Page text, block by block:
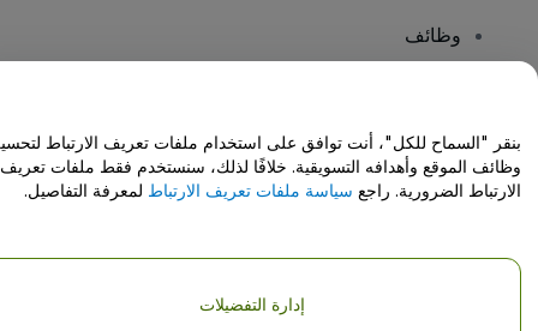
وظائف
مركز المساعدة / اتصل بنا
حقوق النشر © شركة فياجوجو المحدودة 2026
تفاصيل الشركة
بنقر "السماح للكل"، أنت توافق على استخدام ملفات تعريف الارتباط
وظائف الموقع وأهدافه التسويقية. خلافًا لذلك، سنستخدم فقط ملفات تعريف
الارتباط الضرورية. راجع سياسة ملفات تعريف الارتباط لمعرفة التفاصيل.
إدارة التفضيلات